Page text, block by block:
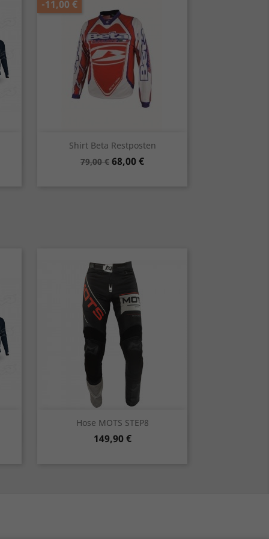
Shirt Beta Restposten
Verkaufspreis
79,00 € Preis
68,00 €
-11,00 €
Vorschau
Hose MOTS STEP8
Preis
149,90 €
 Vorschau
rot schwarz